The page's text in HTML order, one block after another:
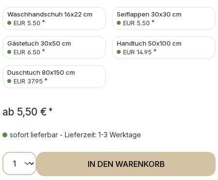
Waschhandschuh 16x22 cm
EUR 5.50 *
Seiflappen 30x30 cm
EUR 5.50 *
Gästetuch 30x50 cm
EUR 6.50 *
Handtuch 50x100 cm
EUR 14.95 *
Duschtuch 80x150 cm
EUR 37.95 *
ab 5,50 € *
sofort lieferbar - Lieferzeit: 1-3 Werktage
Produkt Anzahl: Gib den gewünschten
IN DEN WARENKORB